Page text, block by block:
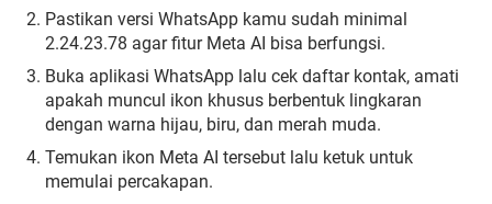
Pastikan versi WhatsApp kamu sudah minimal
2.24.23.78 agar fitur Meta AI bisa berfungsi.
Buka aplikasi WhatsApp lalu cek daftar kontak, amati
apakah muncul ikon khusus berbentuk lingkaran
dengan warna hijau, biru, dan merah muda.
Temukan ikon Meta AI tersebut lalu ketuk untuk
memulai percakapan.